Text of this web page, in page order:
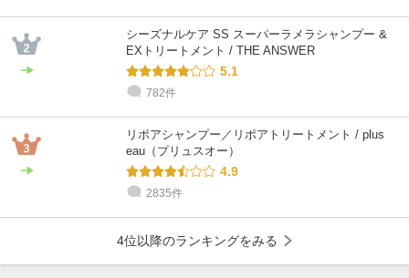
シーズナルケア SS スーパーラメラシャンプー &
EXトリートメント / THE ANSWER
5.1
782件
リポアシャンプー／リポアトリートメント / plus
eau（プリュスオー）
4.9
2835件
4位以降のランキングをみる